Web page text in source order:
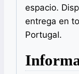
espacio.
entrega en
Portugal.